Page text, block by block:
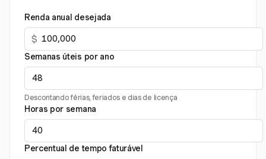
Renda anual desejada
$
Semanas úteis por ano
Descontando férias, feriados e dias de licença
Horas por semana
Percentual de tempo faturável